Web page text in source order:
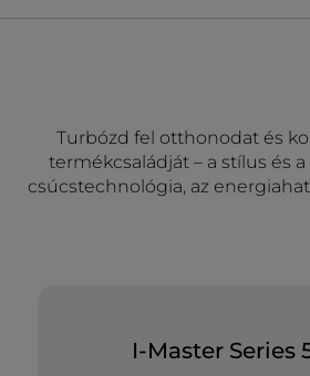
Turbózd fel otthonodat és
termékcsaládját – a stílus és
csúcstechnológia, az
I-Master Series